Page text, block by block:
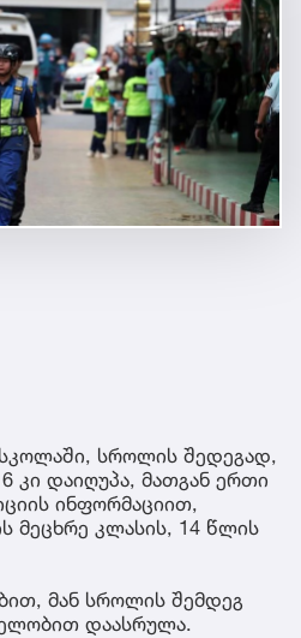
სროლის შედეგად,
კი დაიღუპა, მათგან ერთი
ინფორმაციით,
მეცხრე კლასის, 14 წლის
მან სროლის შემდეგ
დაასრულა.